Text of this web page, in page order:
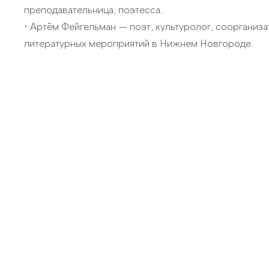
преподавательница, поэтесса.
• Артём Фейгельман — поэт, культуролог,
литературных мероприятий в Нижнем Новгороде.